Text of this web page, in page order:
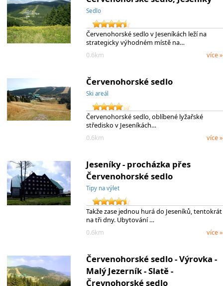
Sedlo
Červenohorské sedlo v Jeseníkách leží na
strategicky výhodném místě na…
0.6km
více »
Červenohorské sedlo
Ski areál
Červenohorské sedlo, oblíbené lyžařské
středisko v Jeseníkách…
0.6km
více »
Jeseníky - procházka přes
Červenohorské sedlo
Tipy na výlet
Takže zase jednou hurá do Jeseníků, tentokrát
na tři dny. Ubytování …
0.6km
více »
Červenohorské sedlo - Výrovka -
Malý Jezerník - Slatě -
Črevnohorské sedlo